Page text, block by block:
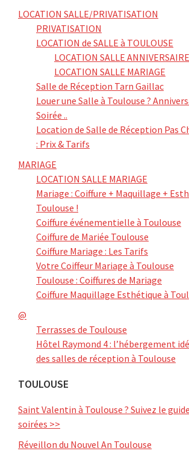
LOCATION SALLE/PRIVATISATION
PRIVATISATION
LOCATION de SALLE à TOULOUSE
LOCATION SALLE ANNIVERSAIRE
LOCATION SALLE MARIAGE
Salle de Réception Tarn Gaillac
Louer une Salle à Toulouse ?
Soirée ..
Location de Salle de Réception Pas
: Prix & Tarifs
MARIAGE
LOCATION SALLE MARIAGE
Mariage : Coiffure + Maquillage +
Toulouse !
Coiffure événementielle à Toulouse
Coiffure de Mariée Toulouse
Coiffure Mariage : Les Tarifs
Votre Coiffeur Mariage à Toulouse
Toulouse : Coiffures de Mariage
Coiffure Maquillage Esthétique à
@
Terrasses de Toulouse
Hôtel Raymond 4 : l’hébergement
des salles de réception à Toulouse
TOULOUSE
Saint Valentin à Toulouse ? Suivez le
soirées >>
Réveillon du Nouvel An Toulouse